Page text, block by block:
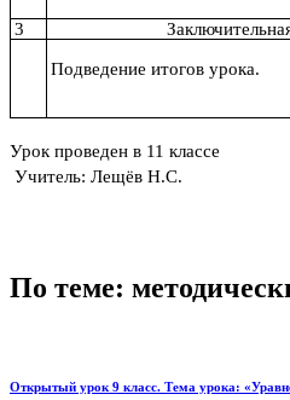
3
Подведение итогов урока.
Урок проведен в 11 классе
Учитель: Лещёв Н.С.
По теме:
Открытый урок 9 класс. Тема урока: